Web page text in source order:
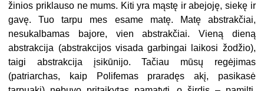
žinios priklauso ne mums. Kiti yra mąstę ir abejoję, siekę ir
gavę. Tuo tarpu mes esame matę. Matę abstrakčiai,
nesukal­bamas bajore, vien abstrakčiai. Vieną dieną
abstrakcija (abstrakcijos visada garbingai laikosi žodžio),
taigi abstrakcija įsikūnijo. Tačiau mūsų regėjimas
(patriarchas, kaip Polifemas praradęs akį, pasikasė